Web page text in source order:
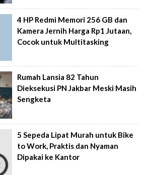
4 HP Redmi Memori 256 GB dan
Kamera Jernih Harga Rp1 Jutaan,
Cocok untuk Multitasking
Rumah Lansia 82 Tahun
Dieksekusi PN Jakbar Meski Masih
Sengketa
5 Sepeda Lipat Murah untuk Bike
to Work, Praktis dan Nyaman
Dipakai ke Kantor